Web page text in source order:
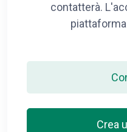
contatterà.
Crea